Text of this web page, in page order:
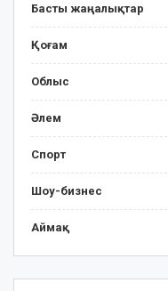
Басты жаңалықтар
Қоғам
Облыс
Әлем
Спорт
Шоу-бизнес
Аймақ